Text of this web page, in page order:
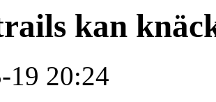
kan
19 20:24